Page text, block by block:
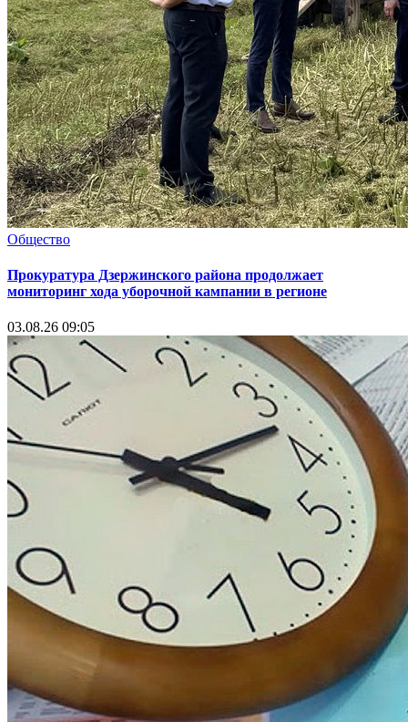
Общество
Прокуратура Дзержинского района продолжает
мониторинг хода уборочной кампании в регионе
03.08.26 09:05